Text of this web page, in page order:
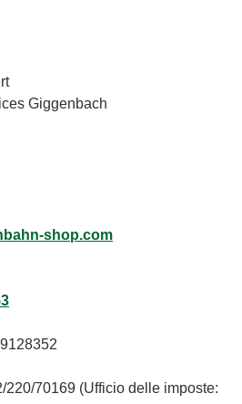
Giggenbach
shop.com
220/70169 (Ufficio delle imposte: